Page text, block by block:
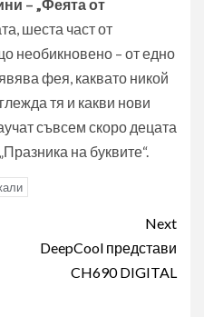
– „Феята от
шеста част от
необикновено – от едно
фея, каквато никой
тя и какви нови
съвсем скоро децата
на буквите“.
Next
DeepCool представи
CH690 DIGITAL